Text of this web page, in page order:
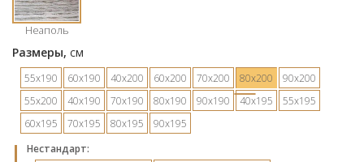
Неаполь
Размеры, см
55х190 60х190 40х200 60х200 70х200 80х200
90х200
55х200
40х190 70х190 80х190 90х190 40х195
55х195
60х195
70х195 80х195
90х195
Hестандарт: